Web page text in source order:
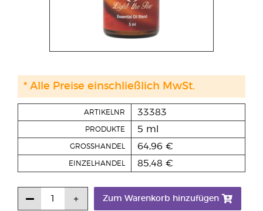
ARTIKELNR 33383
PRODUKTE 5 ml
GROSSHANDEL 64,96 €
EINZELHANDEL 85,48 €
Zum Warenkorb hinzufügen
* Alle Preise einschließlich MwSt.